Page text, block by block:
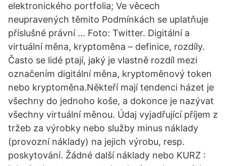
elektronického portfolia; Ve věcech
neupravených těmito Podmínkách se uplatňuje
příslušné právní … Foto: Twitter. Digitální a
virtuální měna, kryptoměna – definice, rozdíly.
Často se lidé ptají, jaký je vlastně rozdíl mezi
označením digitální měna, kryptoměnový token
nebo kryptoměna.Někteří mají tendenci házet je
všechny do jednoho koše, a dokonce je nazývat
všechny virtuální měnou. Údaj vyjadřující příjem z
tržeb za výrobky nebo služby minus náklady
(provozní náklady) na jejich výrobu, resp.
poskytování. Žádné další náklady nebo KURZ :